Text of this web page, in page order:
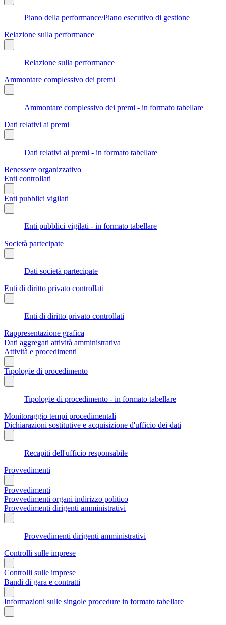
Piano della performance/Piano esecutivo di gestione
Relazione sulla performance
Relazione sulla performance
Ammontare complessivo dei premi
Ammontare complessivo dei premi - in formato tabellare
Dati relativi ai premi
Dati relativi ai premi - in formato tabellare
Benessere organizzativo
Enti controllati
Enti pubblici vigilati
Enti pubblici vigilati - in formato tabellare
Società partecipate
Dati società partecipate
Enti di diritto privato controllati
Enti di diritto privato controllati
Rappresentazione grafica
Dati aggregati attività amministrativa
Attività e procedimenti
Tipologie di procedimento
Tipologie di procedimento - in formato tabellare
Monitoraggio tempi procedimentali
Dichiarazioni sostitutive e acquisizione d'ufficio dei dati
Recapiti dell'ufficio responsabile
Provvedimenti
Provvedimenti
Provvedimenti organi indirizzo politico
Provvedimenti dirigenti amministrativi
Provvedimenti dirigenti amministrativi
Controlli sulle imprese
Controlli sulle imprese
Bandi di gara e contratti
Informazioni sulle singole procedure in formato tabellare